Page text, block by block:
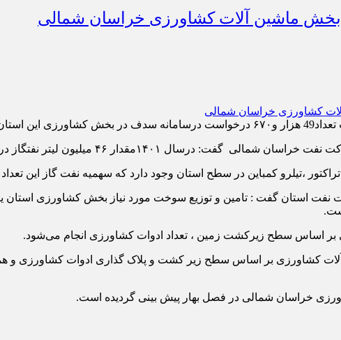
۴۶ میلیون لیتر نفتگاز در بخش ماشین آلات کشاورزی استان توزیع و مصرف شد.
نفت استان گفت : تامین و توزیع سوخت مورد نیاز بخش کشاورزی
اساس سطح زیرکشت زمین ، تعداد ادوات کشاورزی انجام می‌شود.
کشاورزی بر اساس سطح زیر کشت و پلاک گذاری ادوات کشاورزی و